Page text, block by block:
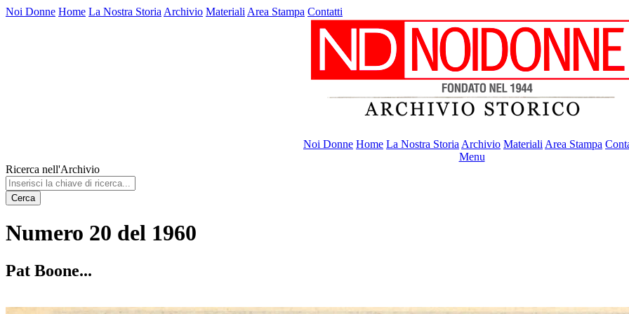
Noi Donne Home La Nostra Storia Archivio Materiali Area Stampa Contatti
Noi Donne Home La Nostra Storia Archivio Materiali Area Stampa
Menu
Ricerca nell'Archivio
Cerca
Numero 20 del 1960
Pat Boone...